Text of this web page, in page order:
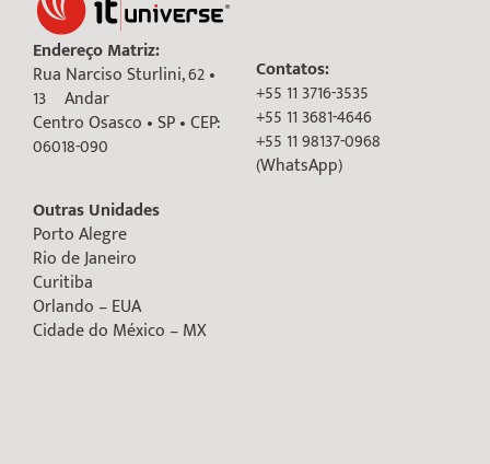
Endereço Matriz:
Rua Narciso Sturlini, 62 •
13º Andar
Centro Osasco • SP • CEP:
06018-090
Outras Unidades
Porto Alegre
Rio de Janeiro
Curitiba
Orlando – EUA
Cidade do México – MX
Contatos:
+55 11 3716-3535
+55 11 3681-4646
+55 11 98137-0968
(WhatsApp)